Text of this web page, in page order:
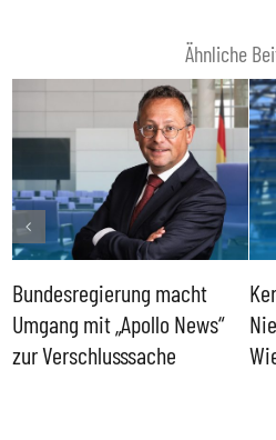
Ähnliche
Bundesregierung macht
Umgang mit „Apollo News“
zur Verschlusssache